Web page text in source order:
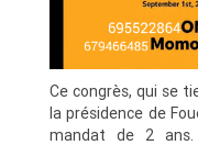
Ce congrès, qui se
la présidence de
mandat de 2